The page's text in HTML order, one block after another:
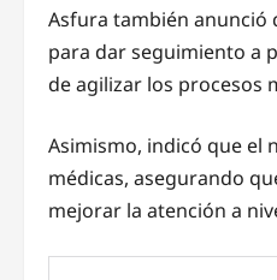
Asfura también anunció
para dar seguimiento a
de agilizar los procesos
Asimismo, indicó que el
médicas, asegurando
mejorar la atención a